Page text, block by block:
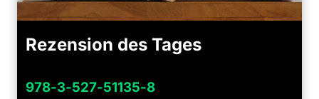
Rezension des Tages
978-3-527-51135-8